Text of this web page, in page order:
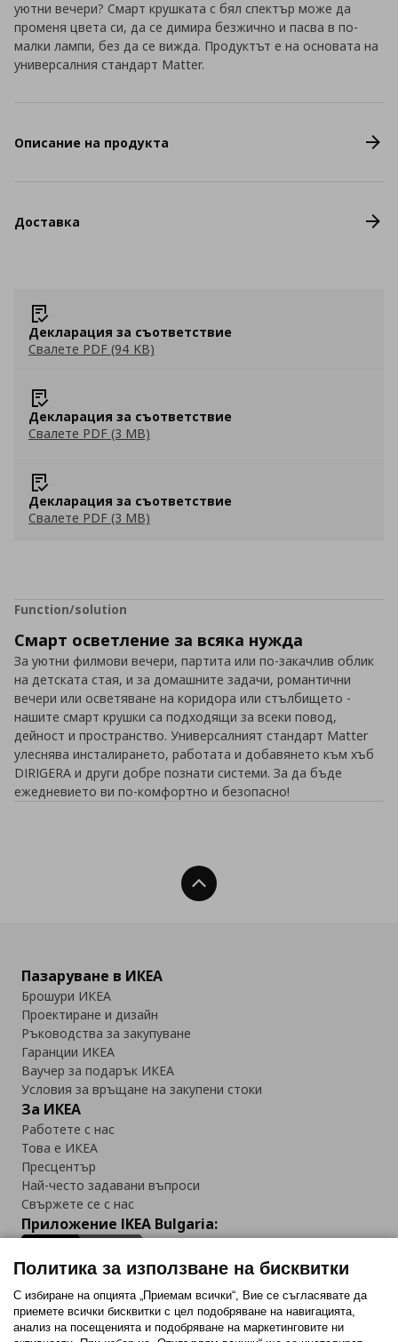
уютни вечери? Смарт крушката с бял спектър може да
променя цвета си, да се димира безжично и пасва в по-
малки лампи, без да се вижда. Продуктът е на основата на
универсалния стандарт Matter.
Описание на продукта
Доставка
Декларация за съответствие
Свалете PDF (94 KB)
Декларация за съответствие
Свалете PDF (3 MB)
Декларация за съответствие
Свалете PDF (3 MB)
Function/solution
Смарт осветление за всяка нужда
За уютни филмови вечери, партита или по-закачлив облик
на детската стая, и за домашните задачи, романтични
вечери или осветяване на коридора или стълбището -
нашите смарт крушки са подходящи за всеки повод,
дейност и пространство. Универсалният стандарт Matter
улеснява инсталирането, работата и добавянето към хъб
DIRIGERA и други добре познати системи. За да бъде
ежедневието ви по-комфортно и безопасно!
Нагоре
Пазаруване в ИКЕА
Брошури ИКЕА
Проектиране и дизайн
Ръководства за закупуване
Гаранции ИКЕА
Ваучер за подарък ИКЕА
Условия за връщане на закупени стоки
За ИКЕА
Работете с нас
Това е ИКЕА
Пресцентър
Най-често задавани въпроси
Свържете се с нас
Приложение IKEA Bulgaria:
Последвайте ни:
Политика за използване на бисквитки
С избиране на опцията „Приемам всички“, Вие се съгласявате да
приемете всички бисквитки с цел подобряване на навигацията,
анализ на посещенията и подобряване на маркетинговите ни